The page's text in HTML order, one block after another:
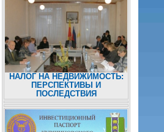
НАЛОГ НА НЕДВИЖИМОСТЬ:
ПЕРСПЕКТИВЫ И
ПОСЛЕДСТВИЯ